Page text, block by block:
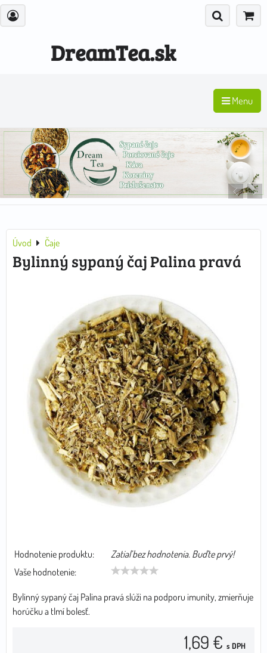
DreamTea.sk
Menu
Úvod Čaje
Bylinný sypaný čaj Palina pravá
Hodnotenie produktu:
Zatiaľ bez hodnotenia. Buďte prvý!
Vaše hodnotenie:
Bylinný sypaný čaj Palina pravá slúži na podporu imunity, zmierňuje
horúčku a tlmí bolesť.
1,69 € s DPH